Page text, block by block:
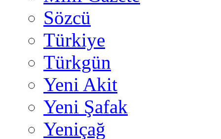
Sözcü
Türkiye
Türkgün
Yeni Akit
Yeni Şafak
Yeniçağ